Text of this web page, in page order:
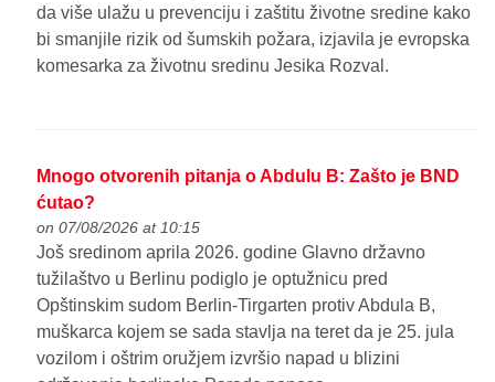
da više ulažu u prevenciju i zaštitu životne sredine kako
bi smanjile rizik od šumskih požara, izjavila je evropska
komesarka za životnu sredinu Jesika Rozval.
Mnogo otvorenih pitanja o Abdulu B: Zašto je BND
ćutao?
on 07/08/2026 at 10:15
Još sredinom aprila 2026. godine Glavno državno
tužilaštvo u Berlinu podiglo je optužnicu pred
Opštinskim sudom Berlin-Tirgarten protiv Abdula B,
muškarca kojem se sada stavlja na teret da je 25. jula
vozilom i oštrim oružjem izvršio napad u blizini